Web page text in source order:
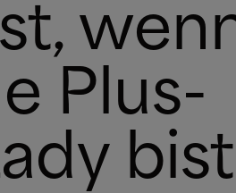
Plus-
bist